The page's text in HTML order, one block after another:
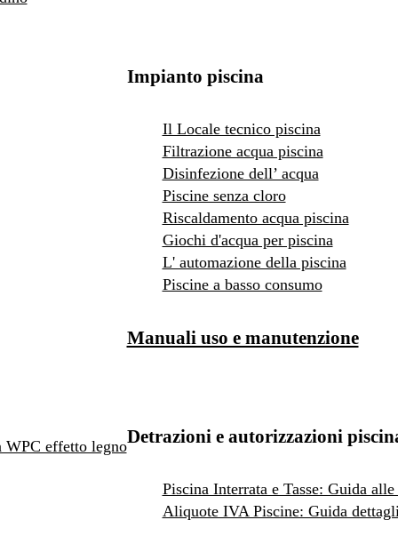
effetto legno
Impianto piscina
Il Locale tecnico piscina
Filtrazione acqua piscina
Disinfezione dell’ acqua
Piscine senza cloro
Riscaldamento acqua piscina
Giochi d'acqua per piscina
L' automazione della piscina
Piscine a basso consumo
Manuali uso e manutenzione
Detrazioni e autorizzazioni
Piscina Interrata e Tasse: Guida
Aliquote IVA Piscine: Guida